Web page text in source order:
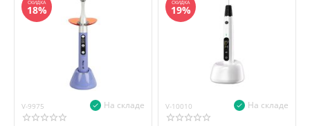
СКИДКА
18%
V-9975 На складе
СКИДКА
19%
V-10010 На складе